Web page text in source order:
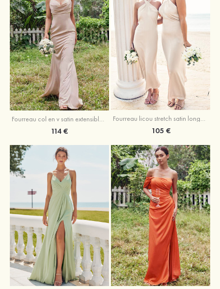
Fourreau col en v satin extensible ras du sol robe de demoiselle d'honneur
114 €
Fourreau licou stretch satin longueur cheville robe de demoiselle d'honneur
105 €